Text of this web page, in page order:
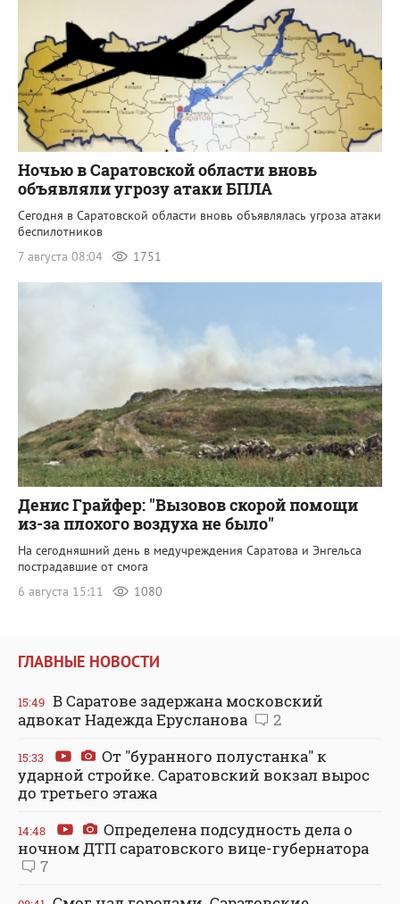
Ночью в Саратовской области вновь
объявляли угрозу атаки БПЛА
Сегодня в Саратовской области вновь объявлялась угроза атаки
беспилотников
7 августа 08:04
1751
Денис Грайфер: "Вызовов скорой помощи
из-за плохого воздуха не было"
На сегодняшний день в медучреждения Саратова и Энгельса
пострадавшие от смога
6 августа 15:11
1080
ГЛАВНЫЕ НОВОСТИ
15:49 В Саратове задержана московский
адвокат Надежда Ерусланова
2
15:33
От "буранного полустанка" к
ударной стройке. Саратовский вокзал вырос
до третьего этажа
14:48
Определена подсудность дела о
ночном ДТП саратовского вице-губернатора
7